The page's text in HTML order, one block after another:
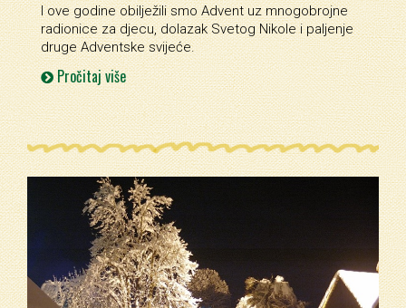
I ove godine obilježili smo Advent uz mnogobrojne
radionice za djecu, dolazak Svetog Nikole i paljenje
druge Adventske svijeće.
Pročitaj više